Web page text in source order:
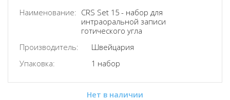
Наименование: CRS Set 15 - набор для
интраоральной записи
готического угла
Производитель:
Швейцария
Упаковка:
1 набор
Нет в наличии